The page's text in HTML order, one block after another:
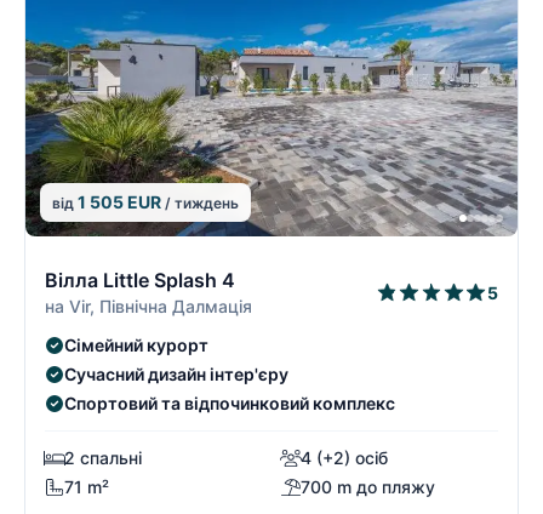
від 1 505 EUR / тиждень
Вілла Little Splash 4
на Vir, Північна Далмація
5
Сімейний курорт
Сучасний дизайн інтер'єру
Спортовий та відпочинковий комплекс
2 спальні
4 (+2) осіб
71 m²
700 m до пляжу